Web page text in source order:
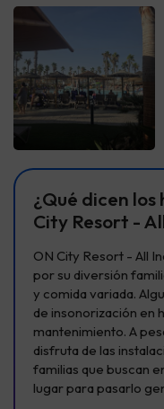
¿Qué dicen los
City Resort -
ON City Resort - All
por su diversión
y comida variada.
de insonorización en
mantenimiento. A
disfruta de las
familias que buscan
lugar para pasarlo